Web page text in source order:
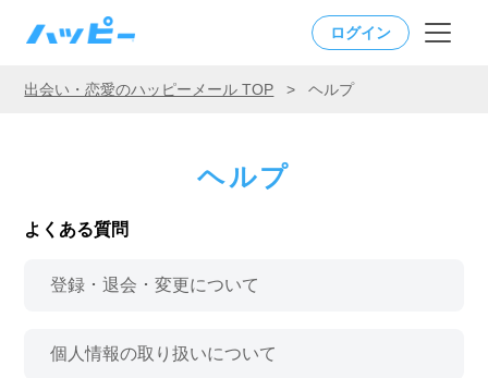
ログイン
出会い・恋愛のハッピーメール TOP > ヘルプ
ヘルプ
よくある質問
登録 ･ 退会 ･ 変更について
個人情報の取り扱いについて